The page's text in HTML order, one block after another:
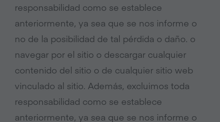
responsabilidad como se establece
anteriormente, ya sea que se nos informe o
no de la posibilidad de tal pérdida o daño. o
navegar por el sitio o descargar cualquier
contenido del sitio o de cualquier sitio web
vinculado al sitio. Además, excluimos toda
responsabilidad como se establece
anteriormente, ya sea que se nos informe o